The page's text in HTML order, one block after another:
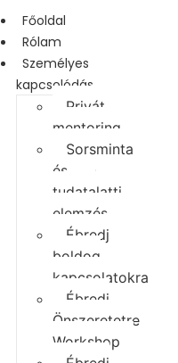
Főoldal
Rólam
Személyes
kapcsolódás
Privát
mentoring
Sorsminta
és
tudatalatti
elemzés
Ébredj
boldog
kapcsolatokra
Ébredj
Önszeretetre
Workshop